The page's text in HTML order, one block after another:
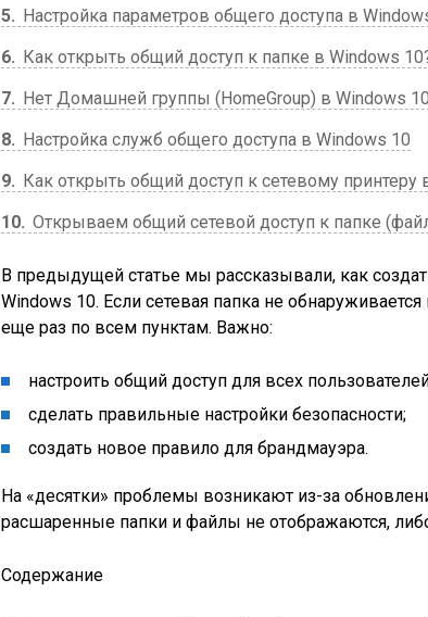
5
Настройка параметров общего доступа в
6
Как открыть общий доступ к папке в Windows
7
Нет Домашней группы (HomeGroup) в Windows
8
Настройка служб общего доступа в Windows 10
9
Как открыть общий доступ к сетевому принтеру
10 Открываем общий сетевой доступ к папке
В предыдущей статье мы рассказывали, как
Windows 10. Если сетевая папка не
еще раз по всем пунктам. Важно:
настроить общий доступ для всех
сделать правильные настройки безопасности;
создать новое правило для брандмауэра.
На «десятки» проблемы возникают из-за
расшаренные папки и файлы не отображаются,
Содержание